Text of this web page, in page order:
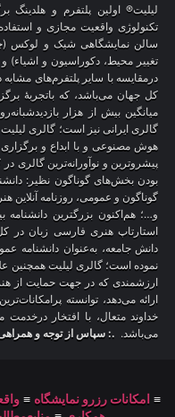
لیلیت® اولین پلتفرم و هلدینگ
تکنولوژی واقعیت مجازی و
سالن نمایشگاهی شیک و لوکس
تغییر محیط، دکوراسیون و اشیاء)
درمقایسه با سایر پلتفرم‌های مشابه
میانگین بیش از هزار
گالری ایرانی نیز است؛ گالری لیلیت
هوش مصنوعی و با ابداع و برگزاری
پیشروترین و نوآورانه‌ترین گالری
بودن بخش‌های گوناگون نظیر:
گوناگون و عمومی، روزنامه آنلاین
و…؛ هم‌اکنون بزرگترین دانشنامه
استارتاپ هنری فارسی زبان در
دانش جامعه، به‌عنوان دانشنامه
نموده است؛ گالری لیلیت همچنین
ارزشمندی که در جهت حمایت از
ارائه می‌دهد، توانسته
خداوند متعال، با افتخار
می‌باشد. .: سپاس از توجه و
≡ امکانات رزرو نمایشگاه ≡